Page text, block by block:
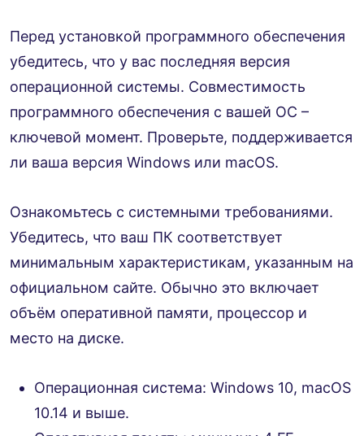
Перед установкой программного обеспечения
убедитесь, что у вас последняя версия
операционной системы. Совместимость
программного обеспечения с вашей ОС –
ключевой момент. Проверьте, поддерживается
ли ваша версия Windows или macOS.
Ознакомьтесь с системными требованиями.
Убедитесь, что ваш ПК соответствует
минимальным характеристикам, указанным на
официальном сайте. Обычно это включает
объём оперативной памяти, процессор и
место на диске.
Операционная система: Windows 10, macOS
10.14 и выше.